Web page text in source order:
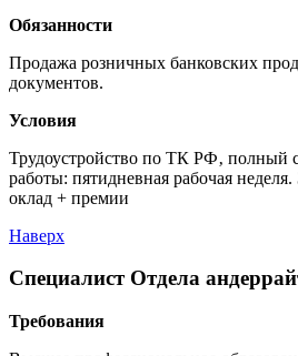
Обязанности
Продажа розничных банковских
документов.
Условия
Трудоустройство по ТК РФ‚ полный
работы: пятидневная рабочая
оклад + премии
Наверх
Специалист Отдела
Требования